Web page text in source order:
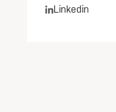
Linkedin